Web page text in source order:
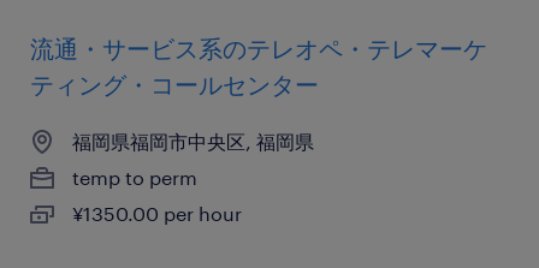
流通・サービス系のテレオペ・テレマーケ
ティング・コールセンター
福岡県福岡市中央区, 福岡県
temp to perm
¥1350.00 per hour